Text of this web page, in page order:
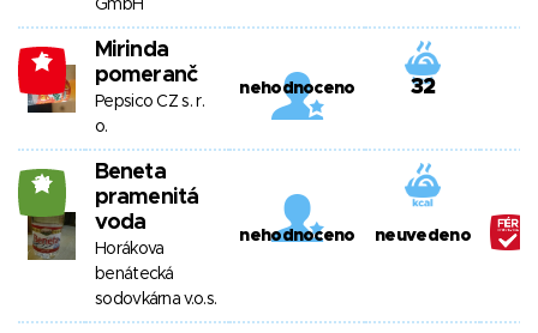
GmbH
-6
Mirinda
pomeranč
Pepsico CZ s. r.
o.
nehodnoceno 32
21
Beneta
pramenitá
voda
Horákova
benátecká
sodovkárna v.o.s.
nehodnoceno neuvedeno